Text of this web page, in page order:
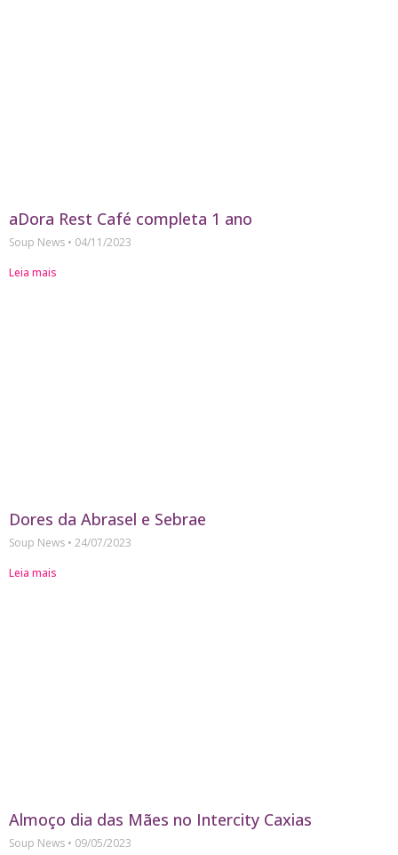
aDora Rest Café completa 1 ano
Soup News
04/11/2023
Leia mais
Dores da Abrasel e Sebrae
Soup News
24/07/2023
Leia mais
Almoço dia das Mães no Intercity Caxias
Soup News
09/05/2023